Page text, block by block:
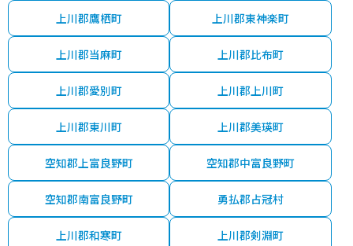
上川郡鷹栖町 上川郡東神楽町
上川郡当麻町 上川郡比布町
上川郡愛別町 上川郡上川町
上川郡東川町 上川郡美瑛町
空知郡上富良野町 空知郡中富良野町
空知郡南富良野町 勇払郡占冠村
上川郡和寒町 上川郡剣淵町